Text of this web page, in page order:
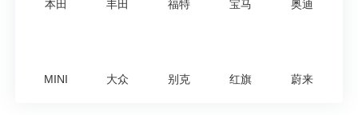
本田 丰田 福特 宝马 奥迪
MINI 大众 别克 红旗 蔚来